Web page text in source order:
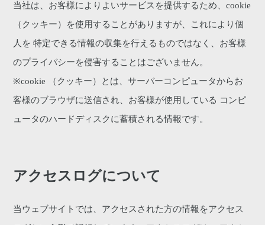
当社は、お客様によりよいサービスを提供するため、cookie
（クッキー）を使用することがありますが、これにより個
人を 特定できる情報の収集を行えるものではなく、お客様
のプライバシーを侵害することはございません。
※cookie （クッキー）とは、サーバーコンピュータからお
客様のブラウザに送信され、お客様が使用している コンピ
ュータのハードディスクに蓄積される情報です。
アクセスログについて
当ウェブサイトでは、アクセスされた方の情報をアクセス